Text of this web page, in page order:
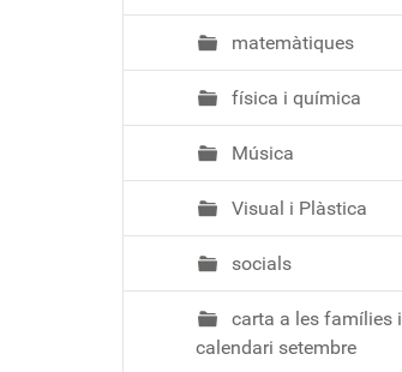
matemàtiques
física i química
Música
Visual i Plàstica
socials
carta a les famílies i
calendari setembre